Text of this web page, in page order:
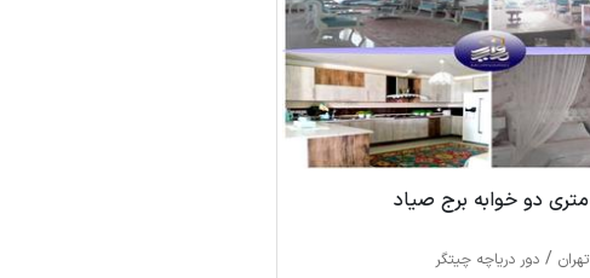
تهران / دور دریاچه چیتگر